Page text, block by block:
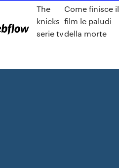
The
knicks
serie tv
Come finisce il
film le paludi
della morte